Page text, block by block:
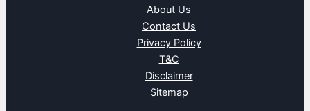
About Us
Contact Us
Privacy Policy
T&C
Disclaimer
Sitemap